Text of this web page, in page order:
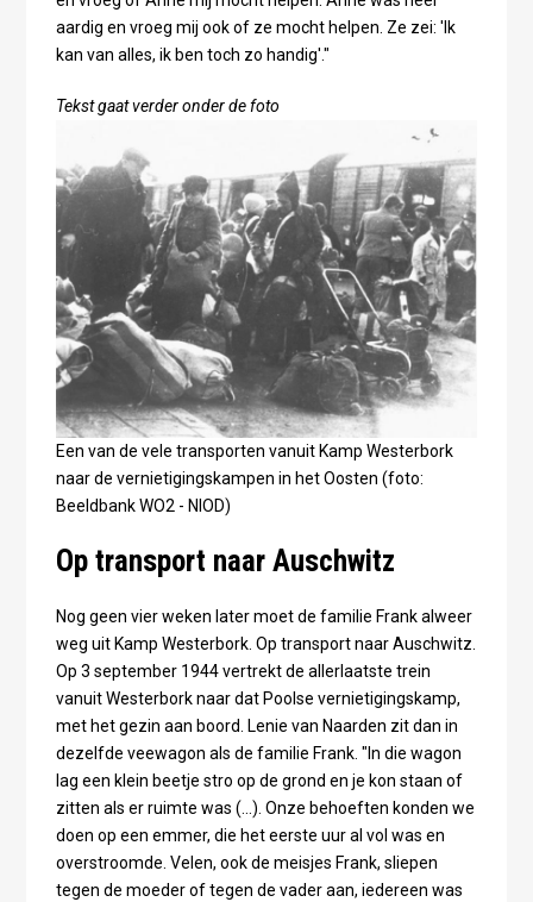
aardig en vroeg mij ook of ze mocht helpen. Ze zei: 'Ik
kan van alles, ik ben toch zo handig'."
Tekst gaat verder onder de foto
Een van de vele transporten vanuit Kamp Westerbork
naar de vernietigingskampen in het Oosten (foto:
Beeldbank WO2 - NIOD)
Op transport naar Auschwitz
Nog geen vier weken later moet de familie Frank alweer
weg uit Kamp Westerbork. Op transport naar Auschwitz.
Op 3 september 1944 vertrekt de allerlaatste trein
vanuit Westerbork naar dat Poolse vernietigingskamp,
met het gezin aan boord. Lenie van Naarden zit dan in
dezelfde veewagon als de familie Frank. "In die wagon
lag een klein beetje stro op de grond en je kon staan of
zitten als er ruimte was (...). Onze behoeften konden we
doen op een emmer, die het eerste uur al vol was en
overstroomde. Velen, ook de meisjes Frank, sliepen
tegen de moeder of tegen de vader aan, iedereen was